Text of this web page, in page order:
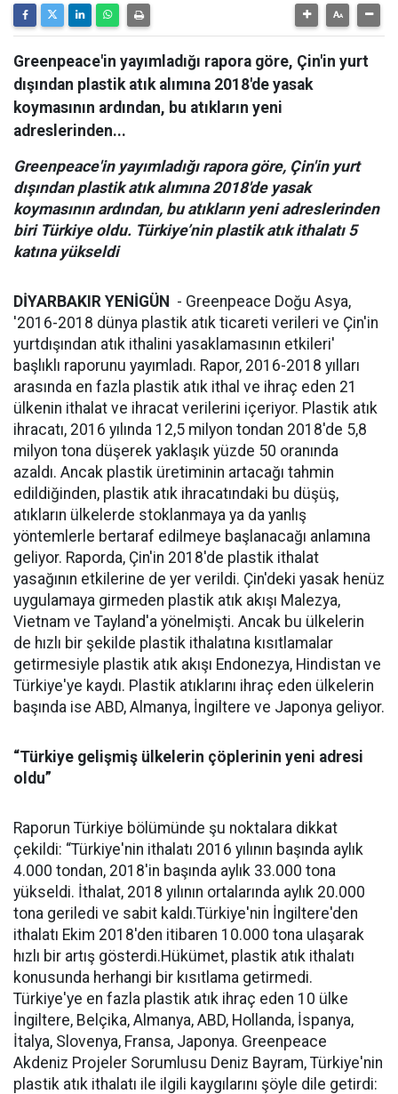
Greenpeace'in yayımladığı rapora göre, Çin'in yurt
dışından plastik atık alımına 2018'de yasak
koymasının ardından, bu atıkların yeni
adreslerinden...
Greenpeace'in yayımladığı rapora göre, Çin'in yurt
dışından plastik atık alımına 2018'de yasak
koymasının ardından, bu atıkların yeni adreslerinden
biri Türkiye oldu. Türkiye’nin plastik atık ithalatı 5
katına yükseldi
DİYARBAKIR YENİGÜN - Greenpeace Doğu Asya,
'2016-2018 dünya plastik atık ticareti verileri ve Çin'in
yurtdışından atık ithalini yasaklamasının etkileri'
başlıklı raporunu yayımladı. Rapor, 2016-2018 yılları
arasında en fazla plastik atık ithal ve ihraç eden 21
ülkenin ithalat ve ihracat verilerini içeriyor. Plastik atık
ihracatı, 2016 yılında 12,5 milyon tondan 2018'de 5,8
milyon tona düşerek yaklaşık yüzde 50 oranında
azaldı. Ancak plastik üretiminin artacağı tahmin
edildiğinden, plastik atık ihracatındaki bu düşüş,
atıkların ülkelerde stoklanmaya ya da yanlış
yöntemlerle bertaraf edilmeye başlanacağı anlamına
geliyor. Raporda, Çin'in 2018'de plastik ithalat
yasağının etkilerine de yer verildi. Çin'deki yasak henüz
uygulamaya girmeden plastik atık akışı Malezya,
Vietnam ve Tayland'a yönelmişti. Ancak bu ülkelerin
de hızlı bir şekilde plastik ithalatına kısıtlamalar
getirmesiyle plastik atık akışı Endonezya, Hindistan ve
Türkiye'ye kaydı. Plastik atıklarını ihraç eden ülkelerin
başında ise ABD, Almanya, İngiltere ve Japonya geliyor.
“Türkiye gelişmiş ülkelerin çöplerinin yeni adresi
oldu”
Raporun Türkiye bölümünde şu noktalara dikkat
çekildi: “Türkiye'nin ithalatı 2016 yılının başında aylık
4.000 tondan, 2018'in başında aylık 33.000 tona
yükseldi. İthalat, 2018 yılının ortalarında aylık 20.000
tona geriledi ve sabit kaldı.Türkiye'nin İngiltere'den
ithalatı Ekim 2018'den itibaren 10.000 tona ulaşarak
hızlı bir artış gösterdi.Hükümet, plastik atık ithalatı
konusunda herhangi bir kısıtlama getirmedi.
Türkiye'ye en fazla plastik atık ihraç eden 10 ülke
İngiltere, Belçika, Almanya, ABD, Hollanda, İspanya,
İtalya, Slovenya, Fransa, Japonya. Greenpeace
Akdeniz Projeler Sorumlusu Deniz Bayram, Türkiye'nin
plastik atık ithalatı ile ilgili kaygılarını şöyle dile getirdi: